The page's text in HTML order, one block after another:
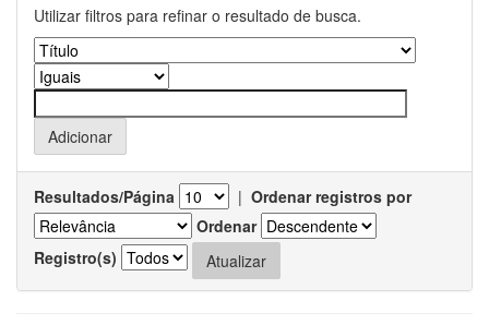
Utilizar filtros para refinar o resultado de busca.
Resultados/Página | Ordenar registros por
Ordenar
Registro(s)